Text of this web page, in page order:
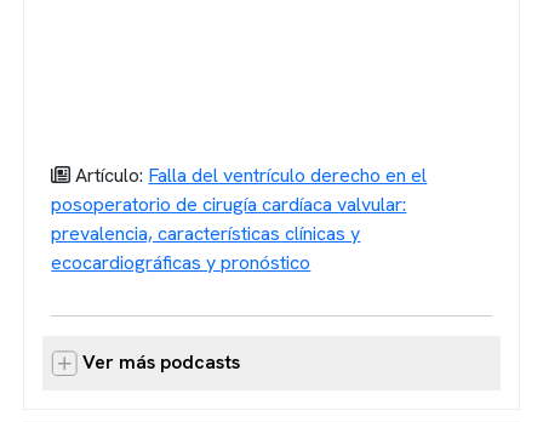
Artículo: Falla del ventrículo derecho en el
posoperatorio de cirugía cardíaca valvular:
prevalencia, características clínicas y
ecocardiográficas y pronóstico
Ver más podcasts